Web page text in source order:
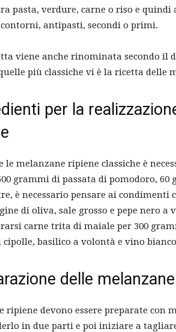
pasta, verdure, carne o riso e quindi
antipasti, secondi o primi.
viene anche rinominata secondo il
più classiche vi è la ricetta delle
per la
le melanzane ripiene classiche è
grammi di passata di pomodoro,
è necessario pensare ai condimenti
di oliva, sale grosso e pepe nero a
carne trita di maiale per 300
basilico a volontà e vino
delle
ripiene devono essere preparate
in due parti e poi iniziare a